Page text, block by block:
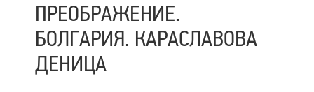
ПРЕОБРАЖЕНИЕ.
БОЛГАРИЯ. КАРАСЛАВОВА
ДЕНИЦА